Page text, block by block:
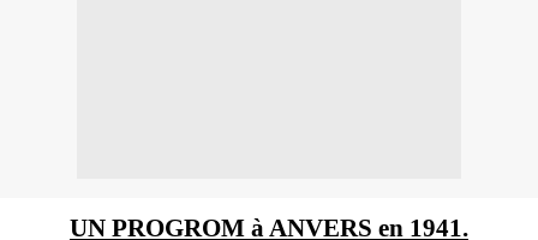
UN PROGROM à ANVERS en 1941.